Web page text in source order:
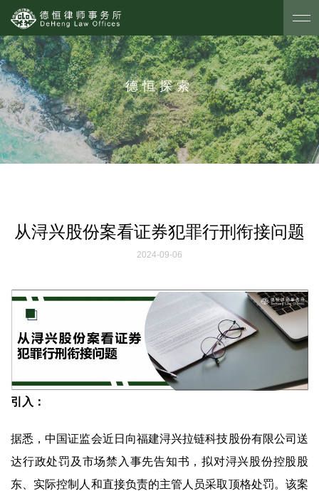
德恒探索
从浔兴股份案看证券犯罪行刑衔接问题
2024-09-06
引入：
据悉，中国证监会近日向福建浔兴拉链科技股份有限公司送
达行政处罚及市场禁入事先告知书，拟对浔兴股份控股股
东、实际控制人和直接负责的主管人员采取顶格处罚。该案